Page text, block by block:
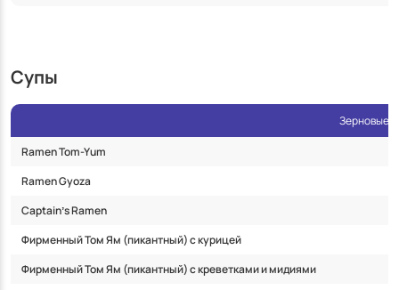
Супы
Зерновые,
Ramen Tom-Yum
Ramen Gyoza
Captainʼs Ramen
Фирменный Том Ям (пикантный) с курицей
Фирменный Том Ям (пикантный) с креветками и мидиями